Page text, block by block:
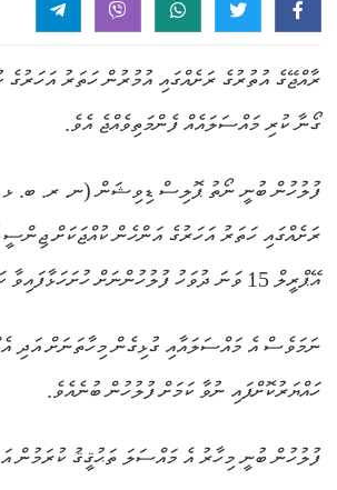
ރާއްޖޭގެ އުތުރުގެ ރަށެއްގައި އުމުރުން ހަތަރު
ގޯނާ ކުރި މައްސަލައެއް ފެންމަތިވެއްޖެ އެވެ.
ފުލުހުން ބުނީ ނޯތު ޕޮލިސް ޑިވިޝަން (ނ. ރ. ބ.
ރަށެއްގައި ހަތަރު އަހަރުގެ އަންހެން ކުއްޖަކަށް
އޭޕްރީލް 15 ވަނަ ދުވަހު ފުލުހުންނަށް ހުށަހަޅާފައިވާ ކަމަށެވެ.
ނަމަވެސް އެ މައްސަލައާއި ގުޅިގެން މިހާތަނަށް އަދި
ހައްޔަރުކޮށްފައި ނުވާ ކަމަށް ފުލުހުން ބުނެއެވެ.
ފުލުހުން ބުނީ މިހާރު އެ މައްސަލަ ތަޙުޤީޤު ކުރަމުން